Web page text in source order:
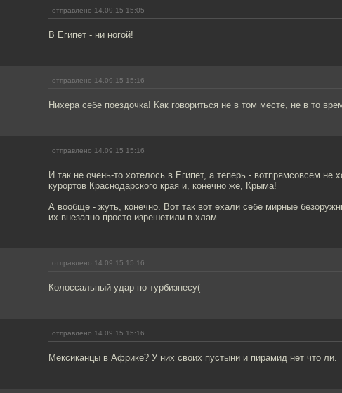
отправлено 14.09.15 15:05
В Египет - ни ногой!
отправлено 14.09.15 15:16
Нихера себе поездочка! Как говориться не в том месте, не в то
отправлено 14.09.15 15:16
И так не очень-то хотелось в Египет, а теперь - вотпрямсовсем не
курортов Краснодарского края и, конечно же, Крыма!
А вообще - жуть, конечно. Вот так вот ехали себе мирные
их внезапно просто изрешетили в хлам...
отправлено 14.09.15 15:16
Колоссальный удар по турбизнесу(
отправлено 14.09.15 15:16
Мексиканцы в Африке? У них своих пустыни и пирамид нет что ли.